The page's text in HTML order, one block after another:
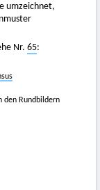
umzeichnet,
Nr. 65:
den Rundbildern